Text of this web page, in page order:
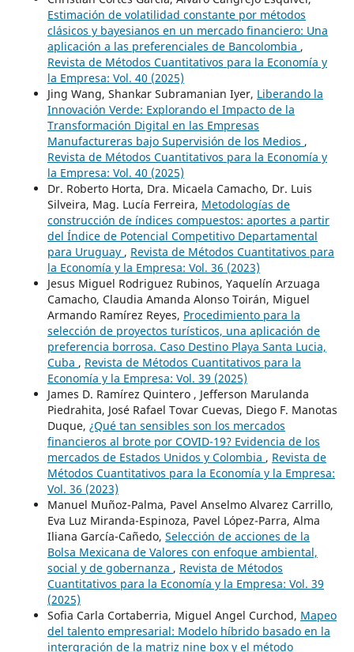
Estimación de volatilidad constante por métodos
clásicos y bayesianos en un mercado financiero: Una
aplicación a las preferenciales de Bancolombia ,
Revista de Métodos Cuantitativos para la Economía y
la Empresa: Vol. 40 (2025)
Jing Wang, Shankar Subramanian Iyer, Liberando la
Innovación Verde: Explorando el Impacto de la
Transformación Digital en las Empresas
Manufactureras bajo Supervisión de los Medios ,
Revista de Métodos Cuantitativos para la Economía y
la Empresa: Vol. 40 (2025)
Dr. Roberto Horta, Dra. Micaela Camacho, Dr. Luis
Silveira, Mag. Lucía Ferreira, Metodologías de
construcción de índices compuestos: aportes a partir
del Índice de Potencial Competitivo Departamental
para Uruguay , Revista de Métodos Cuantitativos para
la Economía y la Empresa: Vol. 36 (2023)
Jesus Miguel Rodriguez Rubinos, Yaquelín Arzuaga
Camacho, Claudia Amanda Alonso Toirán, Miguel
Armando Ramírez Reyes, Procedimiento para la
selección de proyectos turísticos, una aplicación de
preferencia borrosa. Caso Destino Playa Santa Lucia,
Cuba , Revista de Métodos Cuantitativos para la
Economía y la Empresa: Vol. 39 (2025)
James D. Ramírez Quintero , Jefferson Marulanda
Piedrahita, José Rafael Tovar Cuevas, Diego F. Manotas
Duque, ¿Qué tan sensibles son los mercados
financieros al brote por COVID-19? Evidencia de los
mercados de Estados Unidos y Colombia , Revista de
Métodos Cuantitativos para la Economía y la Empresa:
Vol. 36 (2023)
Manuel Muñoz-Palma, Pavel Anselmo Alvarez Carrillo,
Eva Luz Miranda-Espinoza, Pavel López-Parra, Alma
Iliana García-Cañedo, Selección de acciones de la
Bolsa Mexicana de Valores con enfoque ambiental,
social y de gobernanza , Revista de Métodos
Cuantitativos para la Economía y la Empresa: Vol. 39
(2025)
Sofia Carla Cortaberria, Miguel Angel Curchod, Mapeo
del talento empresarial: Modelo híbrido basado en la
intergración de la matriz nine box y el método